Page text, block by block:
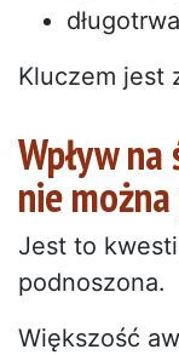
Kluczem jest
Wpływ
nie
Jest to
podnoszona.
Większość